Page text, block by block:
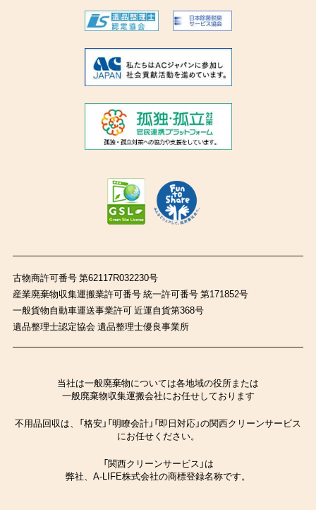
古物商許可番号 第62117R032230号
産業廃棄物収集運搬業許可番号 統一許可番号 第171852号
一般貨物自動車運送事業許可 近運自貨第368号
遺品整理士認定協会 遺品整理士優良事業所
当社は一般廃棄物については各地域の役所または
一般廃棄物収集運搬会社にお任せしております
不用品回収は、「格安」「明瞭会計」「即日対応」の関西クリーンサービス
にお任せください。
「関西クリーンサービス」は
弊社、A-LIFE株式会社の商標登録名称です。